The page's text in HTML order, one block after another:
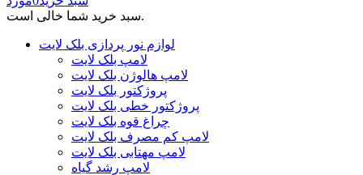
سبد خرید شما خالی است.
لوازم نور پردازی بلک لایت
لامپ بلک لایت
لامپ هالوژن بلک لایت
پروژکتور بلک لایت
پروژکتور خطی بلک لایت
چراغ قوه بلک لایت
لامپ کم مصرف بلک لایت
لامپ مهتابی بلک لایت
لامپ رشد گیاه